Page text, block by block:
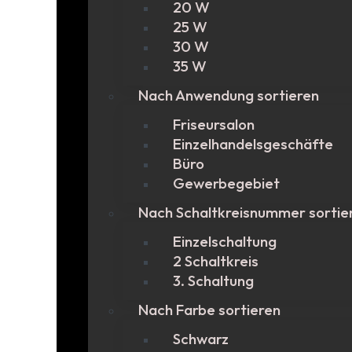
20 W
25 W
30 W
35 W
Nach Anwendung sortieren
Friseursalon
Einzelhandelsgeschäfte
Büro
Gewerbegebiet
Nach Schaltkreisnummer
Einzelschaltung
2 Schaltkreis
3. Schaltung
Nach Farbe sortieren
Schwarz